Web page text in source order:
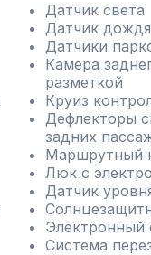
Датчик света
Датчик дождя
Датчики
Камера
разметкой
Круиз
Дефлекторы
задних
Маршрутный
Люк с
Датчик
Электронный
Система